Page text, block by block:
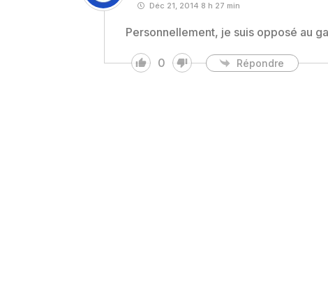
Déc 21, 2014 8 h 27 min
Personnellement, je suis opposé au
0 Répondre